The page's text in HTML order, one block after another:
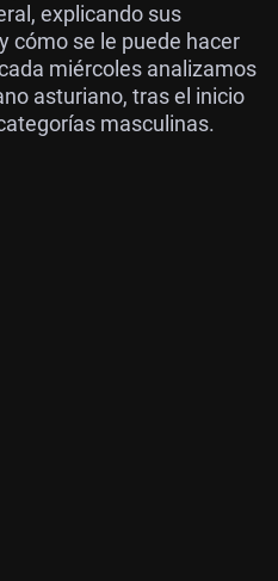
explicando sus
cómo se le puede hacer
miércoles analizamos
asturiano, tras el inicio
masculinas.